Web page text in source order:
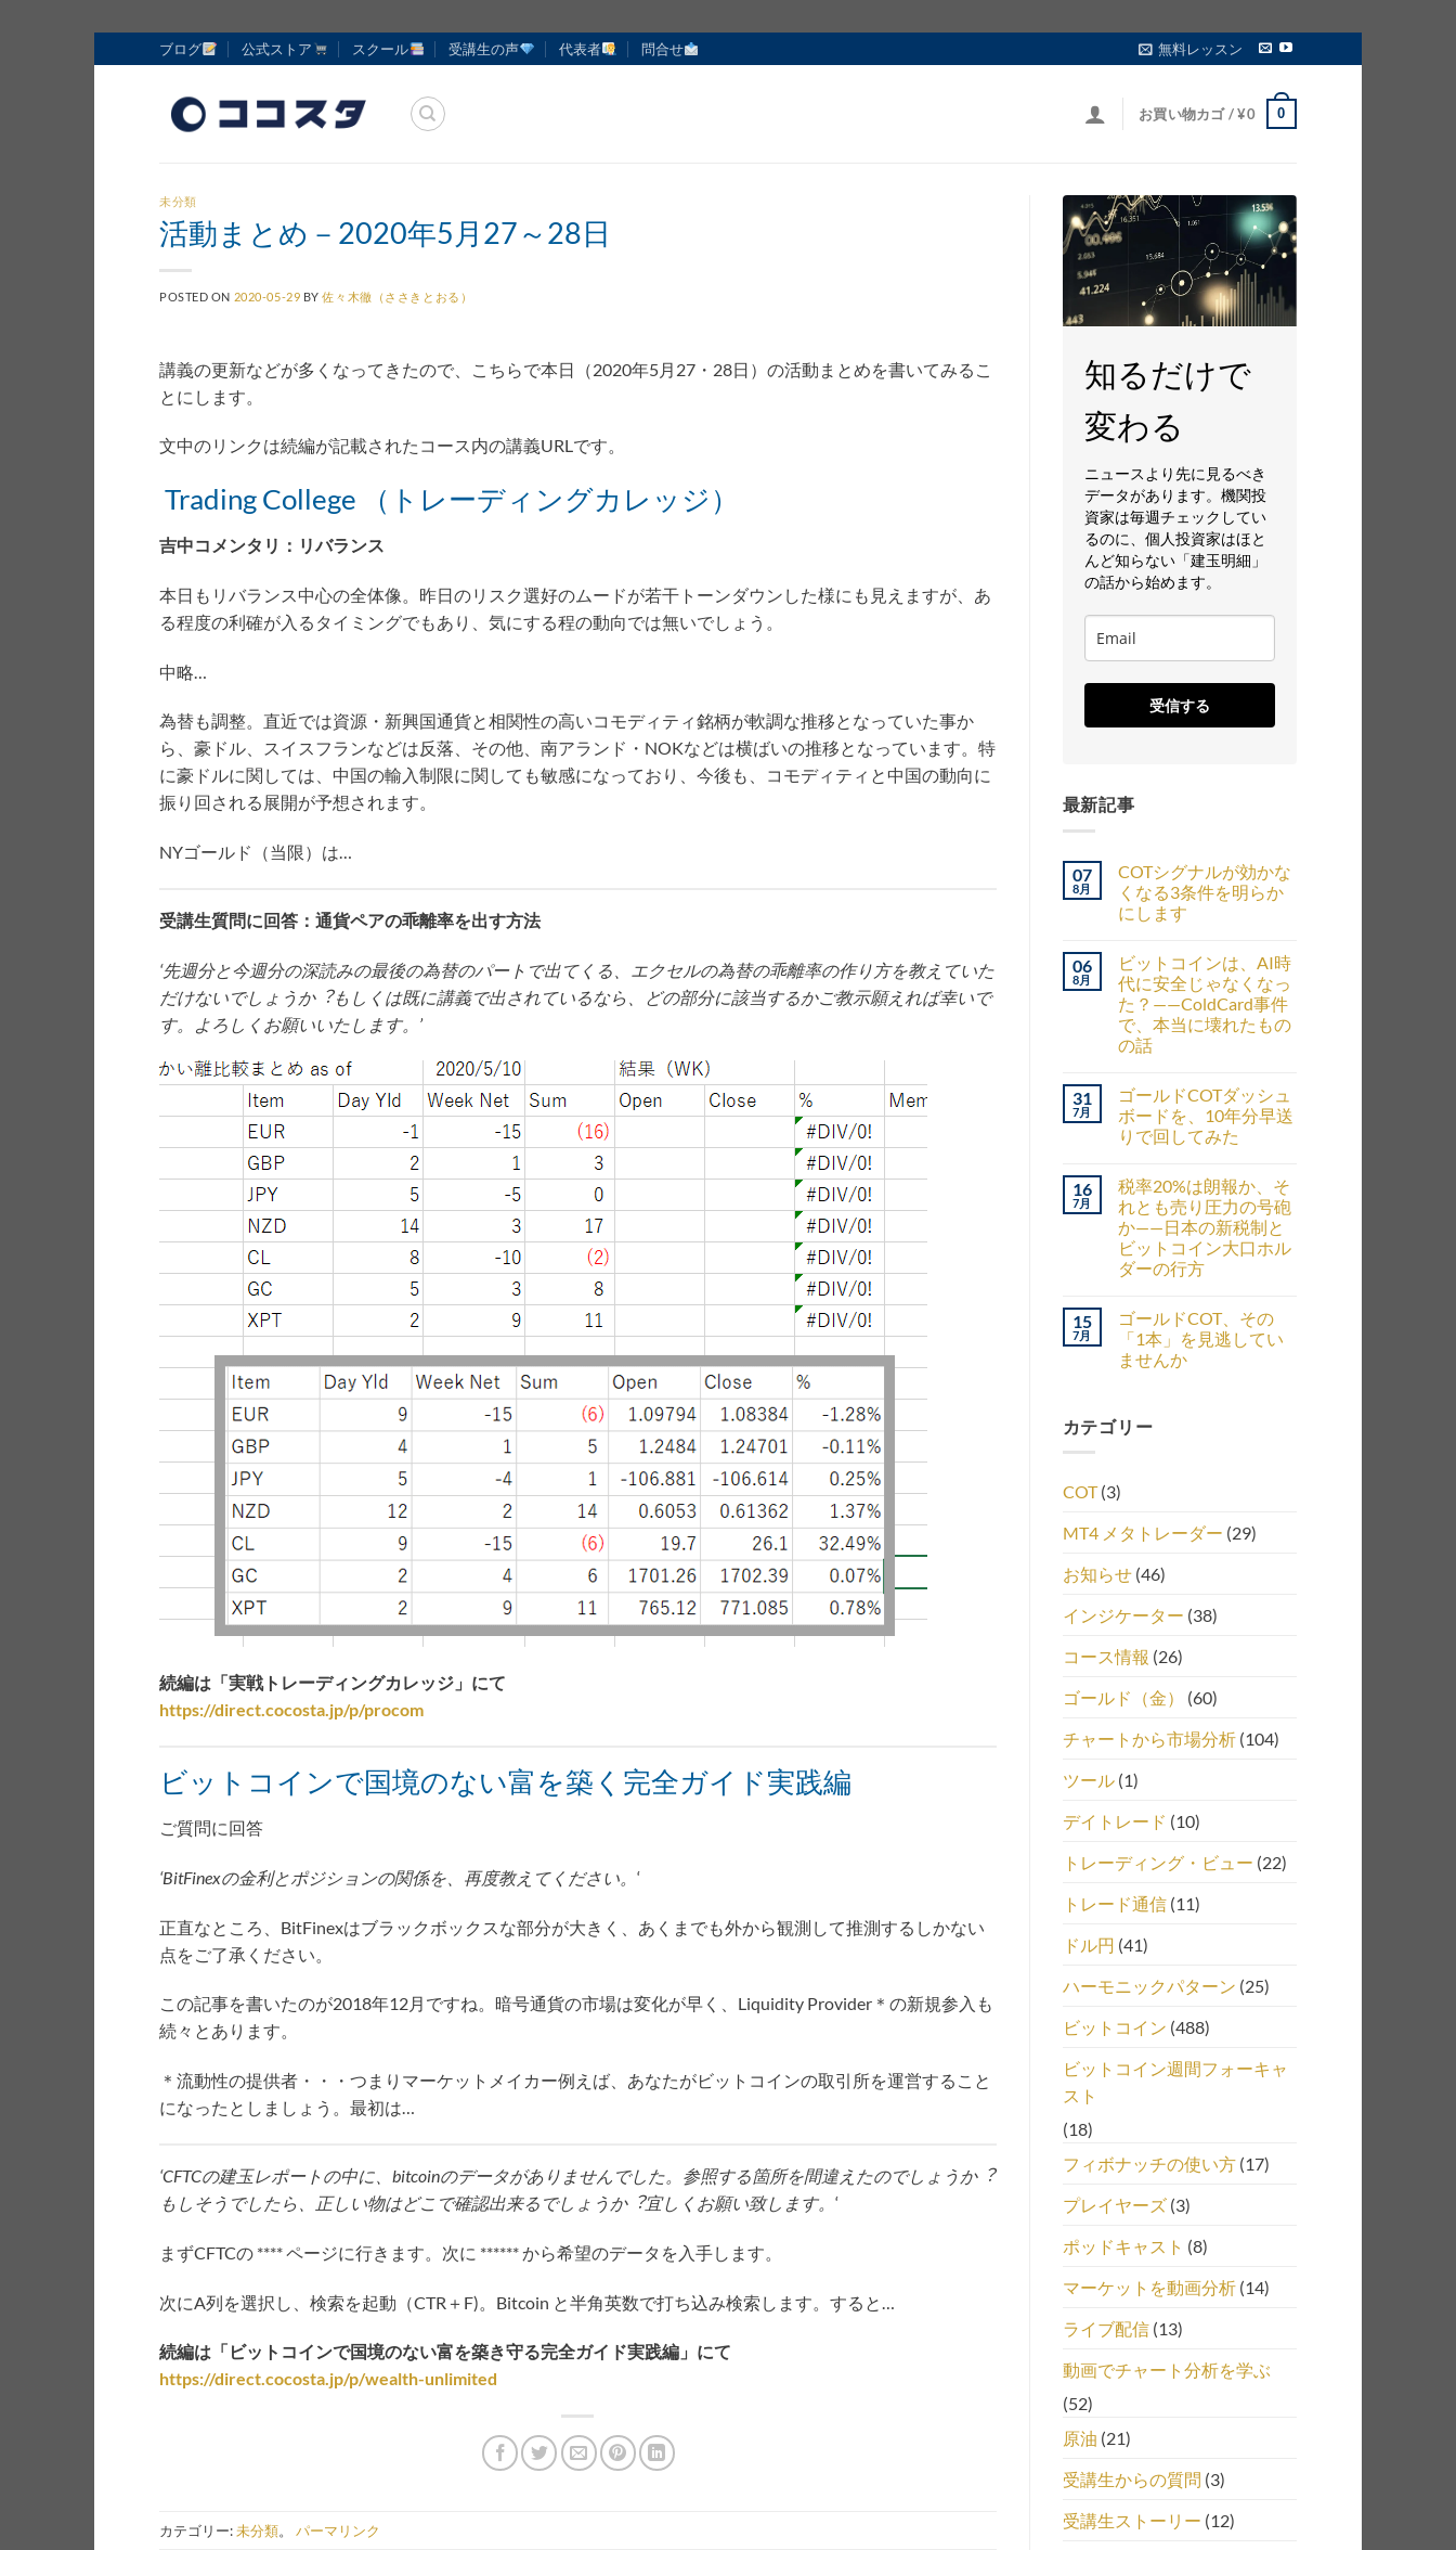
to
ブログ 公式ストア スクール 受講生の声 代表者 問合せ 無料レッスン
お買い物カゴ /¥0 0
未分類
活動まとめ－2020年5月27～28日
POSTED ON 2020-05-29 BY佐々木徹（ささきとおる）
講義の更新などが多くなってきたので、こちらで本日（2020年5月27・28日）の活動まとめを書いてみるこ
とにします。
文中のリンクは続編が記載されたコース内の講義URLです。
Trading College （トレーディングカレッジ）
吉中コメンタリ：リバランス
本日もリバランス中心の全体像。昨日のリスク選好のムードが若干トーンダウンした様にも見えますが、あ
る程度の利確が入るタイミングでもあり、気にする程の動向では無いでしょう。
中略…
為替も調整。直近では資源・新興国通貨と相関性の高いコモディティ銘柄が軟調な推移となっていた事か
ら、豪ドル、スイスフランなどは反落、その他、南アランド・NOKなどは横ばいの推移となっています。特
に豪ドルに関しては、中国の輸入制限に関しても敏感になっており、今後も、コモディティと中国の動向に
振り回される展開が予想されます。
NYゴールド（当限）は…
受講生質問に回答：通貨ペアの乖離率を出す方法
‘先週分と今週分の深読みの最後の為替のパートで出てくる、エクセルの為替の乖離率の作り方を教えていた
だけないでしょうか︖もしくは既に講義で出されているなら、どの部分に該当するかご教示願えれば幸いで
す。よろしくお願いいたします。’
続編は「実戦トレーディングカレッジ」にて
https://direct.cocosta.jp/p/procom
ビットコインで国境のない富を築く完全ガイド実践編
ご質問に回答
‘BitFinexの金利とポジションの関係を、再度教えてください。 ‘
正直なところ、BitFinexはブラックボックスな部分が大きく、あくまでも外から観測して推測するしかない
点をご了承ください。
この記事を書いたのが2018年12月ですね。暗号通貨の市場は変化が早く、Liquidity Provider＊の新規参入も
続々とあります。
＊流動性の提供者・・・つまりマーケットメイカー例えば、あなたがビットコインの取引所を運営すること
になったとしましょう。最初は…
‘CFTCの建玉レポートの中に、bitcoinのデータがありませんでした。参照する箇所を間違えたのでしょうか︖
もしそうでしたら、正しい物はどこで確認出来るでしょうか︖宜しくお願い致します。 ‘
まずCFTCの **** ページに行きます。次に ****** から希望のデータを入手します。
次にA列を選択し、検索を起動（CTR＋F)。Bitcoin と半角英数で打ち込み検索します。すると…
続編は「ビットコインで国境のない富を築き守る完全ガイド実践編」にて
https://direct.cocosta.jp/p/wealth-unlimited
カテゴリー:未分類。 パーマリンク
知るだけで
変わる
ニュースより先に見るべき
データがあります。機関投
資家は毎週チェックしてい
るのに、個人投資家はほと
んど知らない「建玉明細」
の話から始めます。
受信する
最新記事
07
8月
COTシグナルが効かな
くなる3条件を明らか
にします
06
8月
ビットコインは、AI時
代に安全じゃなくなっ
た？——ColdCard事件
で、本当に壊れたもの
の話
31
7月
ゴールドCOTダッシュ
ボードを、10年分早送
りで回してみた
16
7月
税率20%は朗報か、そ
れとも売り圧力の号砲
か——日本の新税制と
ビットコイン大口ホル
ダーの行方
15
7月
ゴールドCOT、その
「1本」を見逃してい
ませんか
カテゴリー
COT(3)
MT4 メタトレーダー (29)
お知らせ(46)
インジケーター (38)
コース情報 (26)
ゴールド（金）
(60)
チャートから市場分析(104)
ツール(1)
デイトレード (10)
トレーディング・ビュー (22)
トレード通信(11)
ドル円 (41)
ハーモニックパターン (25)
ビットコイン (488)
ビットコイン週間フォーキャ
スト
(18)
フィボナッチの使い方(17)
プレイヤーズ(3)
ポッドキャスト (8)
マーケットを動画分析(14)
ライブ配信(13)
動画でチャート分析を学ぶ
(52)
原油 (21)
受講生からの質問 (3)
受講生ストーリー (12)